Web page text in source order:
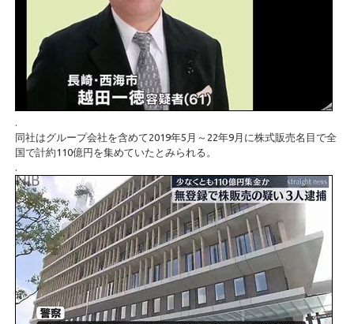
.
同社はグループ会社を含めて2019年5月～22年9月に株式販売名目で全
国で計約110億円を集めていたとみられる。
.